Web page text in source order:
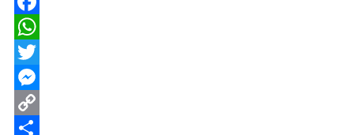
Facebook
WhatsApp
Twitter
Messenger
Copy